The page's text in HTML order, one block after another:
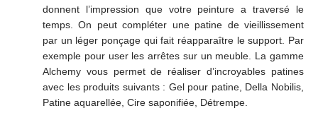
donnent l’impression que votre peinture a traversé le
temps. On peut compléter une patine de vieillissement
par un léger ponçage qui fait réapparaître le support. Par
exemple pour user les arrêtes sur un meuble. La gamme
Alchemy vous permet de réaliser d’incroyables patines
avec les produits suivants : Gel pour patine, Della Nobilis,
Patine aquarellée, Cire saponifiée, Détrempe.